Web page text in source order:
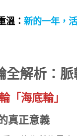
溫： 新的一年，
全解析：
「海底輪」
真正意義